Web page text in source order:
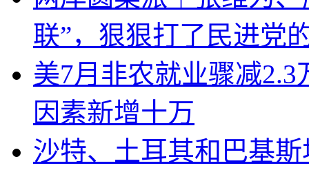
联”，狠狠打了民进党
美7月非农就业骤减
因素新增十万
沙特、土耳其和巴基